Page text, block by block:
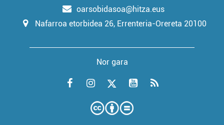
oarsobidasoa@hitza.eus
Nafarroa etorbidea 26, Errenteria-Orereta 20100
Nor gara